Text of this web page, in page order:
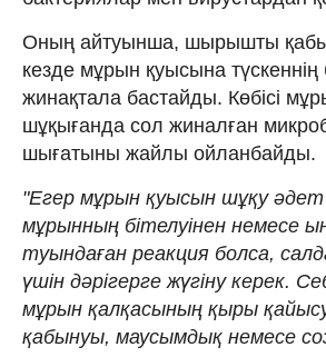
Оның айтуынша, шырышты
кезде мұрын қуысына түскеннің
жинақтала бастайды. Көбісі
шұқығанда сол жиналған
шығатыны жайлы ойланбайды.
"Егер мұрын қуысын шұқу әдет
мұрынның бітелуінен немесе
туындаған реакция болса,
үшін дәрігерге жүгіну керек.
мұрын қалқасының қыры
қабынуы, маусымдық немесе